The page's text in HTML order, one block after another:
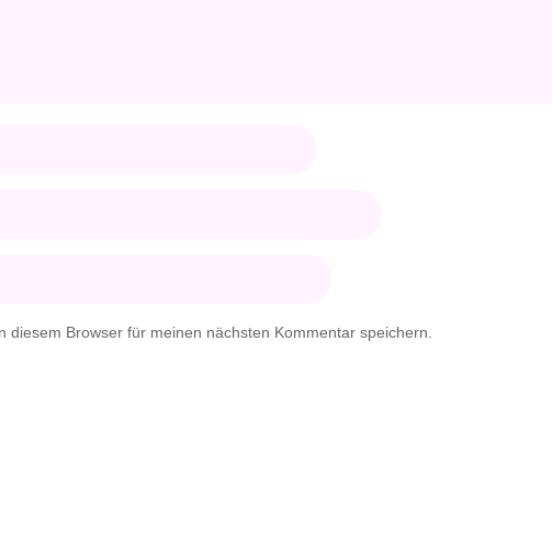
diesem Browser für meinen nächsten Kommentar speichern.